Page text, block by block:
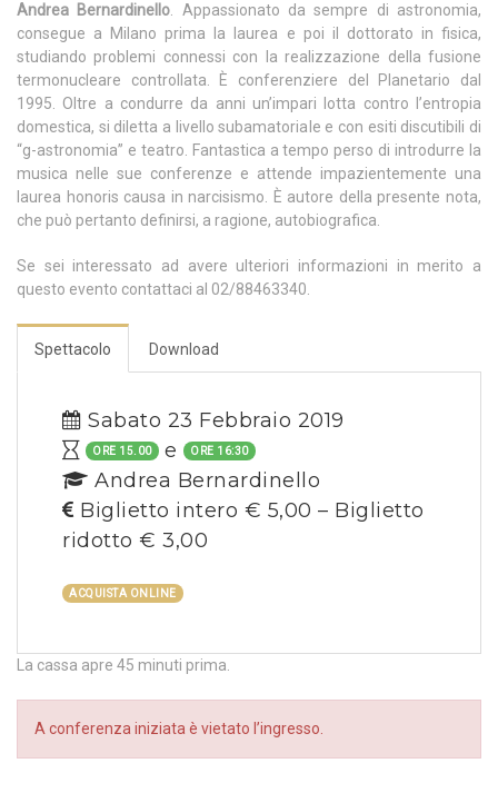
Andrea Bernardinello. Appassionato da sempre di astronomia,
consegue a Milano prima la laurea e poi il dottorato in fisica,
studiando problemi connessi con la realizzazione della fusione
termonucleare controllata. È conferenziere del Planetario dal
1995. Oltre a condurre da anni un’impari lotta contro l’entropia
domestica, si diletta a livello subamatoriale e con esiti discutibili di
“g-astronomia” e teatro. Fantastica a tempo perso di introdurre la
musica nelle sue conferenze e attende impazientemente una
laurea honoris causa in narcisismo. È autore della presente nota,
che può pertanto definirsi, a ragione, autobiografica.
Se sei interessato ad avere ulteriori informazioni in merito a
questo evento contattaci al 02/88463340.
Spettacolo Download
Sabato 23 Febbraio 2019
ORE 15.00 e ORE 16:30
Andrea Bernardinello
Biglietto intero € 5,00 – Biglietto
ridotto € 3,00
ACQUISTA ONLINE
La cassa apre 45 minuti prima.
A conferenza iniziata è vietato l’ingresso.